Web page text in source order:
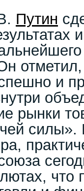
Путин
и
рынки
что